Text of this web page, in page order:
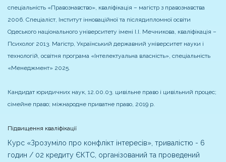
спеціальність «Правознавство», кваліфікація – магістр з правознавства
2006. Спеціаліст, Інститут інноваційної та післядипломної освіти
Одеського національного університету імені І.І. Мечникова, кваліфікація –
Психолог 2013. Магістр, Український державний університет науки і
технологій, освітня програма «Інтелектуальна власність», спеціальність
«Менеджмент» 2025.
Кандидат юридичних наук, 12.00.03. цивільне право і цивільний процес;
сімейне право; міжнародне приватне право, 2019 р.
Підвищення кваліфікації
Курс «Зрозуміло про конфлікт інтересів», тривалістю - 6
годин / 02 кредиту ЄКТС, організований та проведений